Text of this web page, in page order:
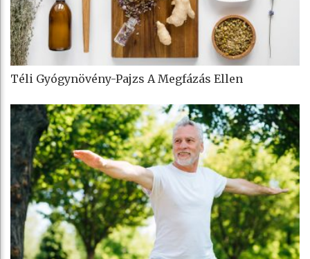
Téli Gyógynövény-Pajzs A Megfázás Ellen